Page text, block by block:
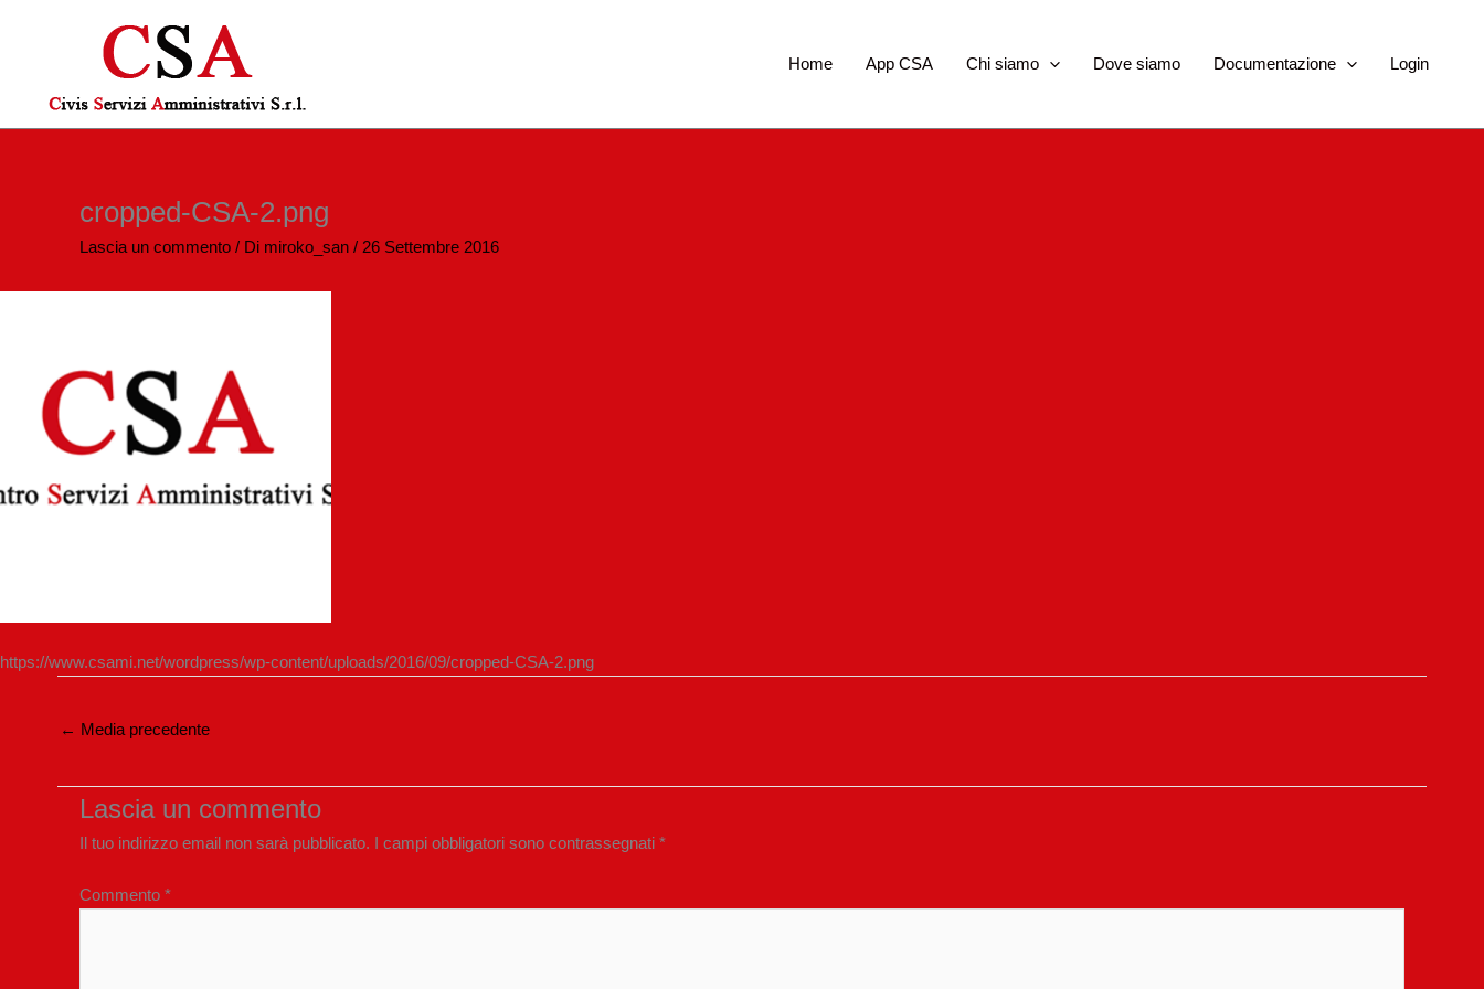
Home App CSA Chi siamo Dove siamo Documentazione Login
cropped-CSA-2.png
Lascia un commento / Di miroko_san / 26 Settembre 2016
https://www.csami.net/wordpress/wp-content/uploads/2016/09/cropped-CSA-2.png
← Media precedente
Lascia un commento
Il tuo indirizzo email non sarà pubblicato. I campi obbligatori sono contrassegnati *
Commento *